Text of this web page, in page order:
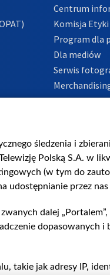
Centrum
Komisja Etyki
Program dla
Dla mediów
Serwis
Polityka
śledzenia i
Polską S.A. w
(w tym do
udostępnianie przez
zwanych dalej
dopasowanych i
takie jak adresy IP,